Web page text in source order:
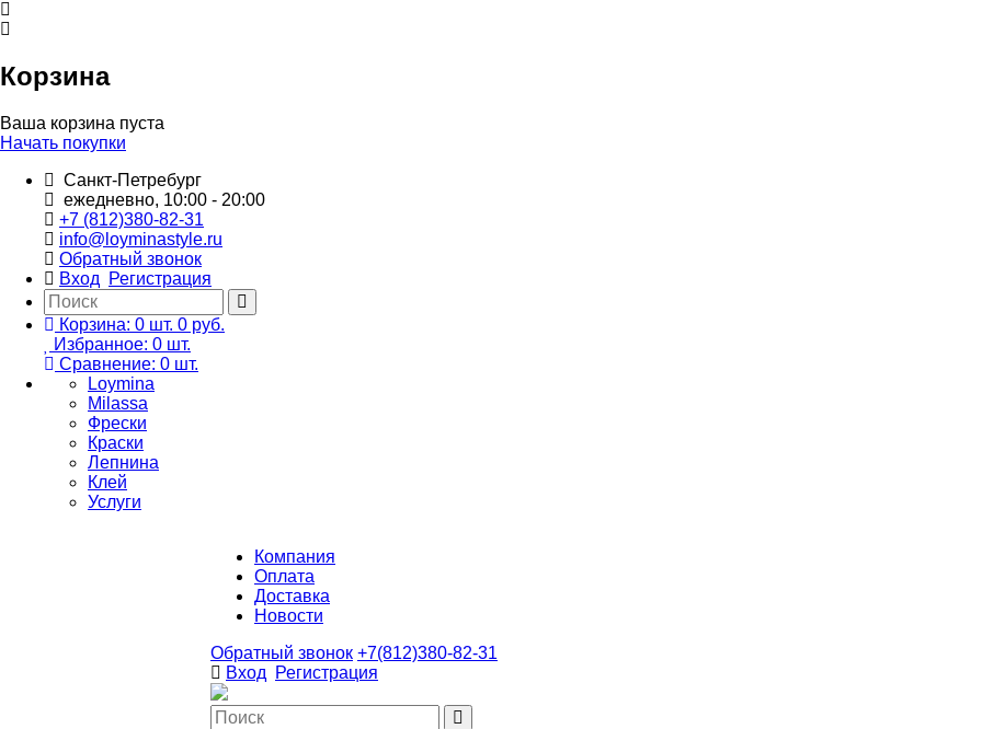
Корзина
Ваша корзина пуста
Начать покупки
Санкт-Петребург
ежедневно, 10:00 - 20:00
+7 (812)380-82-31
info@loyminastyle.ru
Обратный звонок
Вход
Регистрация
Корзина: 0 шт. 0 руб.
Избранное: 0 шт.
Сравнение: 0 шт.
Loymina
Milassa
Фрески
Краски
Лепнина
Клей
Услуги
Компания
Оплата
Доставка
Новости
Обратный звонок +7(812)380-82-31
Вход
Регистрация